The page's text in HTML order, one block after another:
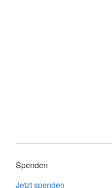
Spenden
Jetzt spenden